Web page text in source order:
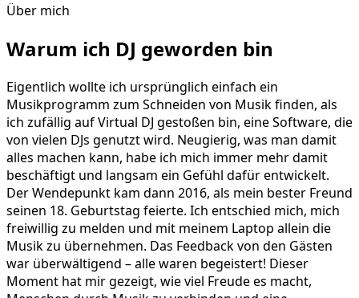
Über mich
Warum ich DJ geworden bin
Eigentlich wollte ich ursprünglich einfach ein
Musikprogramm zum Schneiden von Musik finden, als
ich zufällig auf Virtual DJ gestoßen bin, eine Software, die
von vielen DJs genutzt wird. Neugierig, was man damit
alles machen kann, habe ich mich immer mehr damit
beschäftigt und langsam ein Gefühl dafür entwickelt.
Der Wendepunkt kam dann 2016, als mein bester Freund
seinen 18. Geburtstag feierte. Ich entschied mich, mich
freiwillig zu melden und mit meinem Laptop allein die
Musik zu übernehmen. Das Feedback von den Gästen
war überwältigend – alle waren begeistert! Dieser
Moment hat mir gezeigt, wie viel Freude es macht,